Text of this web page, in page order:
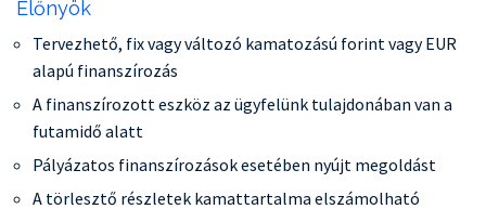
Előnyök
Tervezhető, fix vagy változó kamatozású forint vagy EUR
alapú finanszírozás
A finanszírozott eszköz az ügyfelünk tulajdonában van a
futamidő alatt
Pályázatos finanszírozások esetében nyújt megoldást
A törlesztő részletek kamattartalma elszámolható